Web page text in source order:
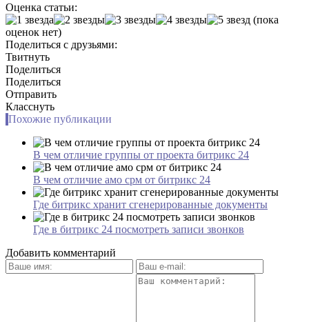
Оценка статьи:
(пока
оценок нет)
Поделиться с друзьями:
Твитнуть
Поделиться
Поделиться
Отправить
Класснуть
Похожие публикации
В чем отличие группы от проекта битрикс 24
В чем отличие амо срм от битрикс 24
Где битрикс хранит сгенерированные документы
Где в битрикс 24 посмотреть записи звонков
Добавить комментарий